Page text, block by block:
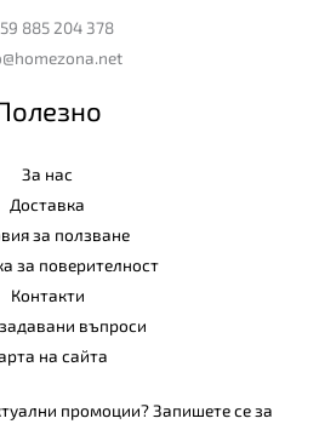
885 204 378
За нас
Доставка
за ползване
за поверителност
Контакти
въпроси
на сайта
промоции? Запишете се за